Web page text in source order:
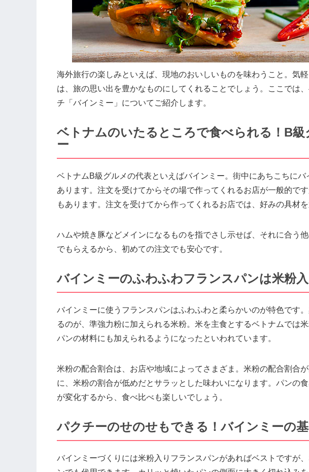
海外旅行の楽しみといえば、現地のおいしいものを味わうこと。気
は、旅の思い出を豊かなものにしてくれることでしょう。ここでは
チ「バインミー」についてご紹介します。
ベトナムのいたるところで食べられる！B級
ー
ベトナムB級グルメの代表といえばバインミー。街中にあちこちに
あります。注文を受けてからその場で作ってくれるお店が一般的で
もあります。注文を受けてから作ってくれるお店では、好みの具材
ハムや焼き豚などメインになるものを指でさし示せば、それに合う
でもらえるから、初めての注文でも安心です。
バインミーのふわふわフランスパンは米粉入
バインミーに使うフランスパンはふわふわと柔らかいのが特色です
るのが、準強力粉に加えられる米粉。米を主食とするベトナムでは
パンの材料にも加えられるようになったといわれています。
米粉の配合割合は、お店や地域によってさまざま。米粉の配合割合
に、米粉の割合が低めだとサラッとした味わいになります。パンの
が変化するから、食べ比べも楽しいでしょう。
パクチーのせのせもできる！バインミーの
バインミーづくりには米粉入りフランスパンがあればベストですが